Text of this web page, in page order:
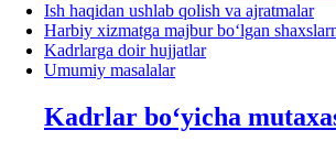
Ish haqidan ushlab qolish va ajratmalar
Harbiy хizmatga majbur boʻlgan
Kadrlarga doir hujjatlar
Umumiy masalalar
Kadrlar boʻyicha